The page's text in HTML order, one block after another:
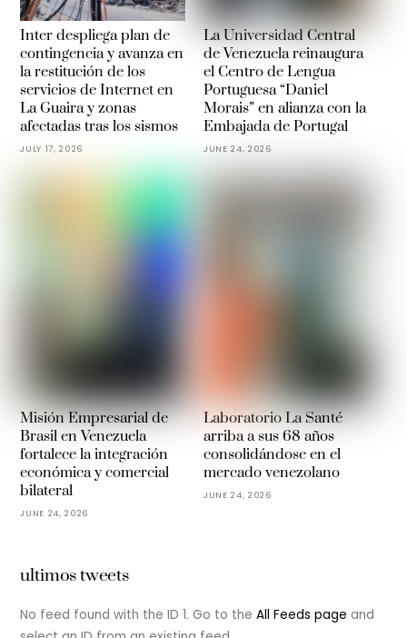
Inter despliega plan de
contingencia y avanza en
la restitución de los
servicios de Internet en
La Guaira y zonas
afectadas tras los sismos
JULY 17, 2026
La Universidad Central
de Venezuela reinaugura
el Centro de Lengua
Portuguesa “Daniel
Morais” en alianza con la
Embajada de Portugal
JUNE 24, 2026
Misión Empresarial de
Brasil en Venezuela
fortalece la integración
económica y comercial
bilateral
JUNE 24, 2026
Laboratorio La Santé
arriba a sus 68 años
consolidándose en el
mercado venezolano
JUNE 24, 2026
ultimos tweets
No feed found with the ID 1. Go to theAll Feeds page and